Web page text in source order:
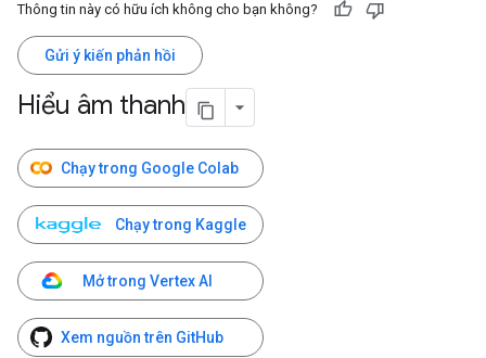
Thông tin này có hữu ích không cho bạn không?
Gửi ý kiến phản hồi
Hiểu âm thanh
Chạy trong Google Colab
Chạy trong Kaggle
Mở trong Vertex AI
Xem nguồn trên GitHub